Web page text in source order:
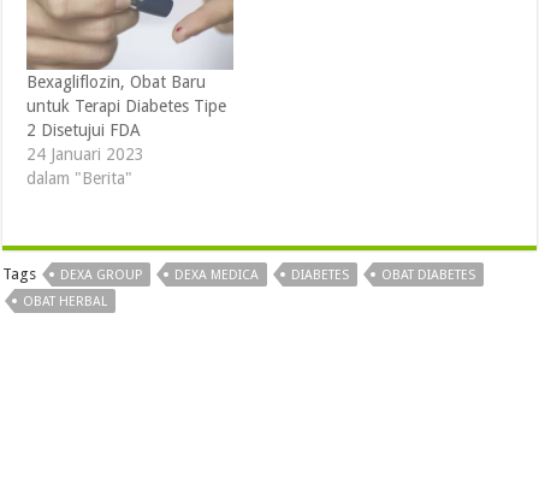
Bexagliflozin, Obat Baru
untuk Terapi Diabetes Tipe
2 Disetujui FDA
24 Januari 2023
dalam "Berita"
Tags DEXA GROUP DEXA MEDICA DIABETES
OBAT DIABETES
OBAT HERBAL